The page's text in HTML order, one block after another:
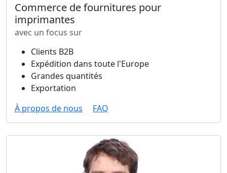
Commerce de fournitures pour
imprimantes
avec un focus sur
Clients B2B
Expédition dans toute l'Europe
Grandes quantités
Exportation
À propos de nous
FAQ